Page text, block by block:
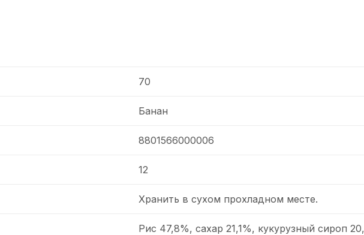
70
Банан
8801566000006
12
Хранить в сухом прохладном месте.
Рис 47,8%, сахар 21,1%, кукурузный сироп